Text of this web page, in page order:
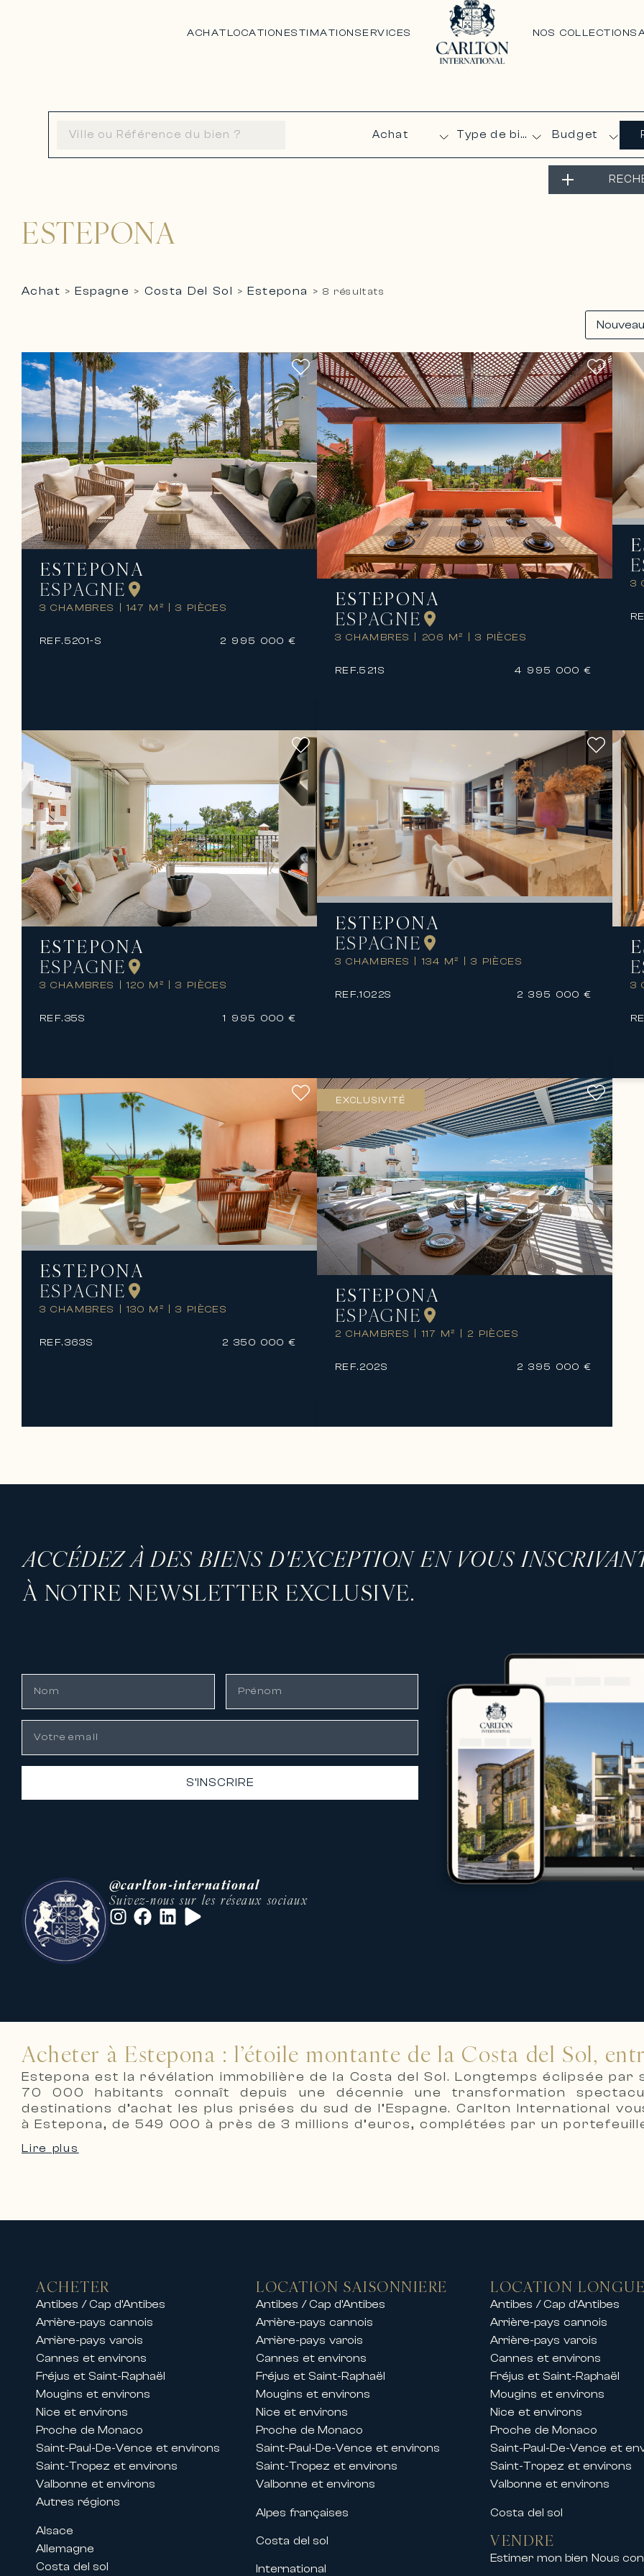
ACHATLOCATION ESTIMATIONSERVICES NOS COLLECTIONS
Budget
ESTEPONA
Achat > Espagne > Costa Del Sol > Estepona >8 résultats
ESTEPONA
ESPAGNE
3 CHAMBRES 147 M² 3 PIÈCES
REF.5201-S 2 995 000 €
ESTEPONA
ESPAGNE
3 CHAMBRES 206 M² 3 PIÈCES
REF.521S 4 995 000 €
3
ESTEPONA
ESPAGNE
3 CHAMBRES 120 M² 3 PIÈCES
REF.35S 1 995 000 €
ESTEPONA
ESPAGNE
3 CHAMBRES 134 M² 3 PIÈCES
REF.1022S 2 395 000 €
3
ESTEPONA
ESPAGNE
3 CHAMBRES 130 M² 3 PIÈCES
REF.363S 2 350 000 €
EXCLUSIVITÉ
ESTEPONA
ESPAGNE
2 CHAMBRES 117 M² 2 PIÈCES
REF.202S 2 395 000 €
ACCÉDEZ À DES BIENS D'EXCEPTION EN VOUS
À NOTRE NEWSLETTER EXCLUSIVE.
S’INSCRIRE
@carlton-international
Suivez-nous sur les réseaux sociaux
Acheter à Estepona : l’étoile montante de la Costa del Sol,
Estepona est la révélation immobilière de la Costa del Sol. Longtemps éclipsée
70 000 habitants connaît depuis une décennie une transformation
destinations d’achat les plus prisées du sud de l’Espagne. Carlton International
à Estepona, de 549 000 à près de 3 millions d’euros, complétées par un
Une renaissance urbaine sans précédent
mer bénéficie d’une promenade littorale de 20 kilomètres, l’une des plus
Le New Golden Mile : le corridor de développement le plus dynamique
Le New Golden Mile désigne la bande côtière qui s’étend entre Estepona et
Marbella. Ce secteur concentre les résidences de standing les plus récentes
piscine à débordement, jardins tropicaux et vue panoramique sur la
développent des programmes alliant architecture contemporaine, matériaux
sur le New Golden Mile que se trouvent certains de nos biens les plus
un rapport qualité-prestations-prix inégalé sur la côte.
Un rapport qualité-prix exceptionnel face à Marbella
L’un des atouts majeurs d’Estepona réside dans son positionnement tarifaire. À
à Estepona restent significativement inférieurs à ceux pratiqués sur le Golden
s’échelonne de 549 000 € pour un appartement de 3 chambres avec vue
propriétés d’exception en front de mer. Là où Marbella affiche régulièrement
Estepona offre des surfaces généreuses, des finitions haut de gamme et un
différentiel de prix, combiné à la dynamique de développement de la ville,
acquéreurs avisés.
Un art de vivre méditerranéen authentique
Lire plus
ACHETER
Antibes / Cap d’Antibes
Arrière-pays cannois
Arrière-pays varois
Cannes et environs
Fréjus et Saint-Raphaël
Mougins et environs
Nice et environs
Proche de Monaco
Saint-Paul-De-Vence et environs
Saint-Tropez et environs
Valbonne et environs
Autres régions
Alsace
Allemagne
Costa del sol
LOCATION SAISONNIERE
Antibes / Cap d’Antibes
Arrière-pays cannois
Arrière-pays varois
Cannes et environs
Fréjus et Saint-Raphaël
Mougins et environs
Nice et environs
Proche de Monaco
Saint-Paul-De-Vence et environs
Saint-Tropez et environs
Valbonne et environs
Alpes françaises
Costa del sol
International
LOCATION
Antibes / Cap d’Antibes
Arrière-pays cannois
Arrière-pays varois
Cannes et environs
Fréjus et Saint-Raphaël
Mougins et environs
Nice et environs
Proche de Monaco
Saint-Paul-De-Vence et
Saint-Tropez et environs
Valbonne et environs
Costa del sol
VENDRE
Estimer mon bien Nous